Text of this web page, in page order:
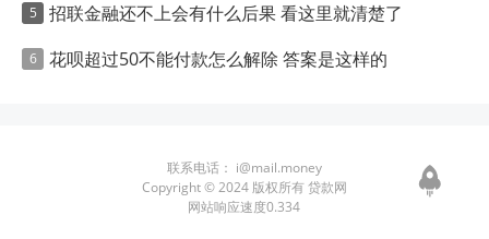
招联金融还不上会有什么后果 看这里就清楚了
花呗超过50不能付款怎么解除 答案是这样的
联系电话： i@mail.money
Copyright © 2024 版权所有 贷款网
网站响应速度0.334